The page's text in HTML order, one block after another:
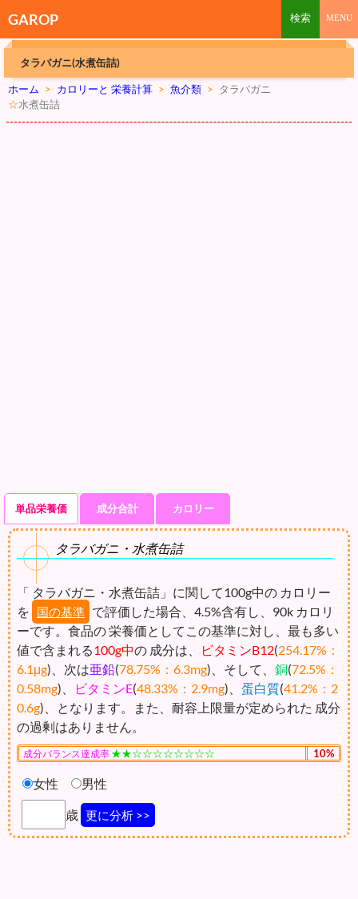
GAROP
タラバガニ(水煮缶詰)
ホーム > カロリーと 栄養計算 > 魚介類 >
タラバガニ
☆水煮缶詰
単品栄養価 成分合計 カロリー
タラバガニ・水煮缶詰
「 タラバガニ・水煮缶詰」に関して100g中の カロリー
を
国の基準 で評価した場合、4.5%含有し、90k カロリ
ーです。食品の 栄養価としてこの基準に対し、最も多い
値で含まれる100g中の 成分は、 ビタミンB12(254.17%：
6.1μg)、次は亜鉛(78.75%：6.3mg)、そして、 銅(72.5%：
0.58mg)、 ビタミンE(48.33%：2.9mg)、 蛋白質(41.2%：2
0.6g)、となります。また、耐容上限量が定められた 成分
の過剰はありません。
成分バランス達成率 ★★☆☆☆☆☆☆☆☆ 10%
女性 男性
歳 更に分析 >>